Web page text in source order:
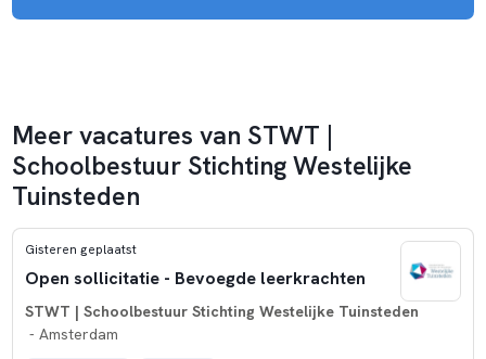
Meer vacatures van STWT |
Schoolbestuur Stichting Westelijke
Tuinsteden
Gisteren geplaatst
Open sollicitatie - Bevoegde leerkrachten
STWT | Schoolbestuur Stichting Westelijke Tuinsteden
- Amsterdam